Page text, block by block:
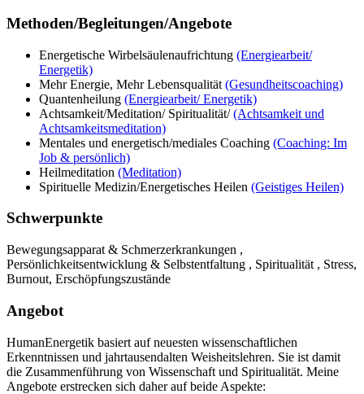
Methoden/Begleitungen/Angebote
Energetische Wirbelsäulenaufrichtung (Energiearbeit/
Energetik)
Mehr Energie, Mehr Lebensqualität (Gesundheitscoaching)
Quantenheilung (Energiearbeit/ Energetik)
Achtsamkeit/Meditation/ Spiritualität/(Achtsamkeit und
Achtsamkeitsmeditation)
Mentales und energetisch/mediales Coaching (Coaching: Im
Job & persönlich)
Heilmeditation (Meditation)
Spirituelle Medizin/Energetisches Heilen (Geistiges Heilen)
Schwerpunkte
Bewegungsapparat & Schmerzerkrankungen ,
Persönlichkeitsentwicklung & Selbstentfaltung , Spiritualität , Stress,
Burnout, Erschöpfungszustände
Angebot
HumanEnergetik basiert auf neuesten wissenschaftlichen
Erkenntnissen und jahrtausendalten Weisheitslehren. Sie ist damit
die Zusammenführung von Wissenschaft und Spiritualität. Meine
Angebote erstrecken sich daher auf beide Aspekte: